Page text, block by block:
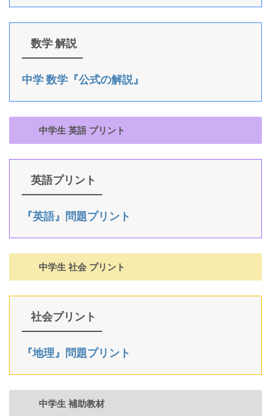
数学 解説
中学 数学『公式の解説』
中学生 英語 プリント
英語プリント
『英語』問題プリント
中学生 社会 プリント
社会プリント
『地理』問題プリント
中学生 補助教材